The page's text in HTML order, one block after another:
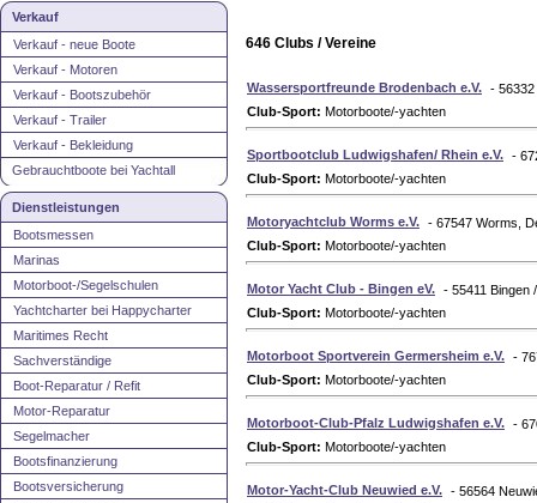
Verkauf
Verkauf - neue Boote
Verkauf - Motoren
Verkauf - Bootszubehör
Verkauf - Trailer
Verkauf - Bekleidung
Gebrauchtboote bei Yachtall
Dienstleistungen
Bootsmessen
Marinas
Motorboot-/Segelschulen
Yachtcharter bei Happycharter
Maritimes Recht
Sachverständige
Boot-Reparatur / Refit
Motor-Reparatur
Segelmacher
Bootsfinanzierung
Bootsversicherung
646 Clubs / Vereine
Wassersportfreunde Brodenbach e.V. -
Club-Sport: Motorboote/-yachten
Sportbootclub Ludwigshafen/ Rhein e.V. -
Club-Sport: Motorboote/-yachten
Motoryachtclub Worms e.V. - 67547 Worms,
Club-Sport: Motorboote/-yachten
Motor Yacht Club - Bingen eV. - 55411 Bingen
Club-Sport: Motorboote/-yachten
Motorboot Sportverein Germersheim e.V. -
Club-Sport: Motorboote/-yachten
Motorboot-Club-Pfalz Ludwigshafen e.V. -
Club-Sport: Motorboote/-yachten
Motor-Yacht-Club Neuwied e.V. - 56564